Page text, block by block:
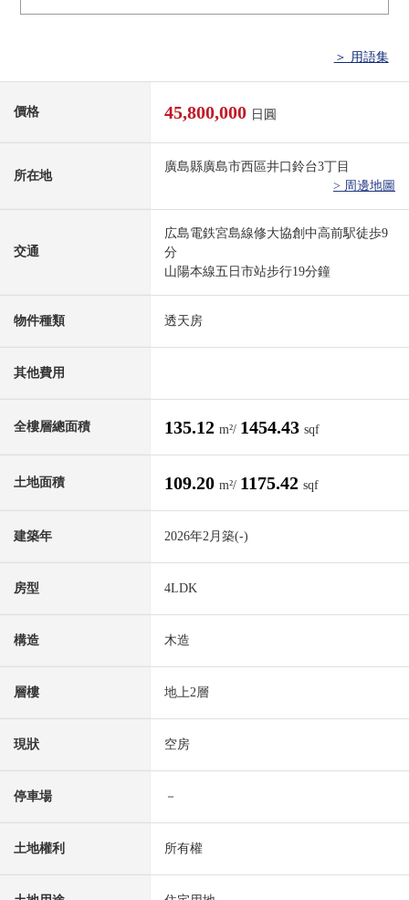
＞ 用語集
價格 45,800,000 日圓
所在地
廣島縣廣島市西區井口鈴台3丁目
> 周邊地圖
交通
広島電鉄宮島線修大協創中高前駅徒歩9
分
山陽本線五日市站步行19分鐘
物件種類 透天房
其他費用
全樓層總面積 135.12 m²/ 1454.43 sqf
土地面積 109.20 m²/ 1175.42 sqf
建築年 2026年2月築(-)
房型 4LDK
構造 木造
層樓 地上2層
現狀 空房
停車場 －
土地權利 所有權